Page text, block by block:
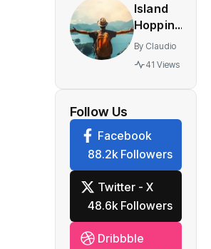
comeback
festival
Island
Hopping
The
World’s
By Claudio
41 Views
Follow Us
Facebook
88.2k Followers
Twitter - X
48.6k Followers
Dribbble